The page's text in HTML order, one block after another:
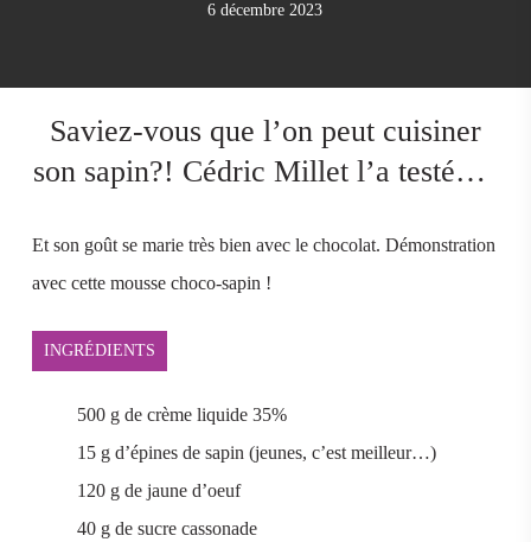
6 décembre 2023
Saviez-vous que l’on peut cuisiner
son sapin?! Cédric Millet l’a testé…
Et son goût se marie très bien avec le chocolat. Démonstration
avec cette mousse choco-sapin !
INGRÉDIENTS
500 g de crème liquide 35%
15 g d’épines de sapin (jeunes, c’est meilleur…)
120 g de jaune d’oeuf
40 g de sucre cassonade